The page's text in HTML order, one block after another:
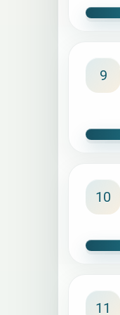
9
10
11